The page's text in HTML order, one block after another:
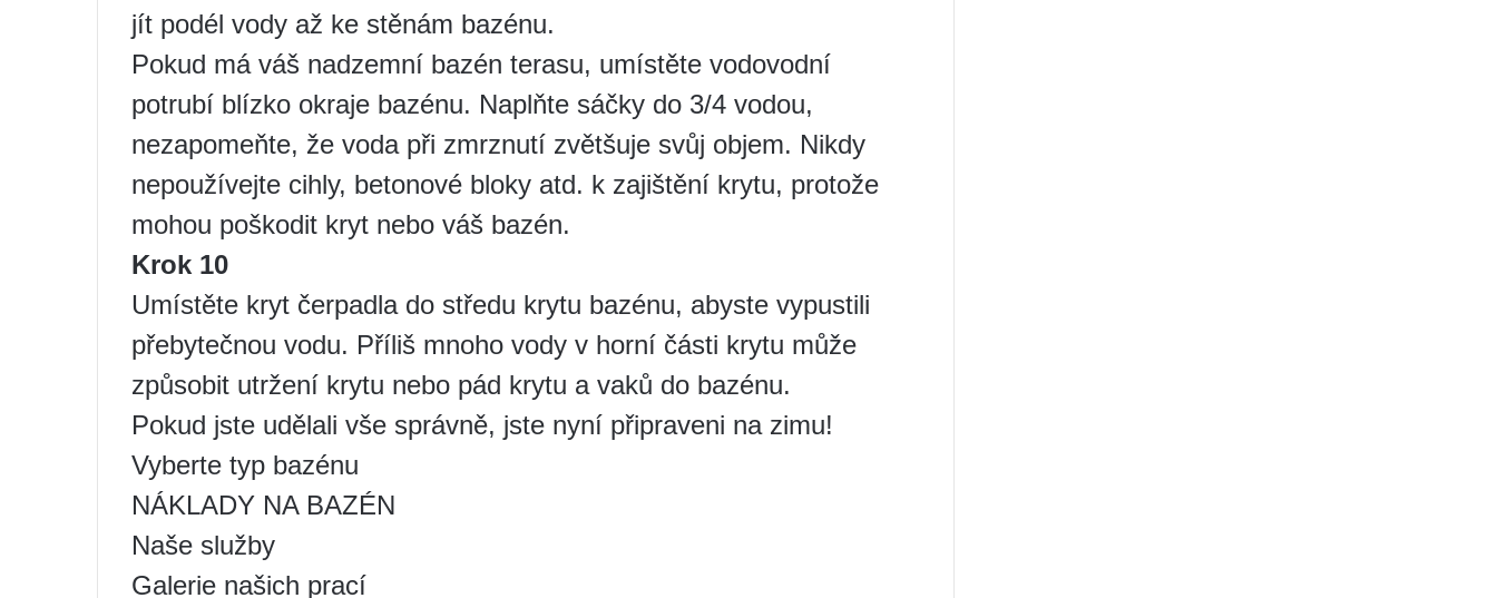
jít podél vody až ke stěnám bazénu.
Pokud má váš nadzemní bazén terasu, umístěte vodovodní
potrubí blízko okraje bazénu. Naplňte sáčky do 3/4 vodou,
nezapomeňte, že voda při zmrznutí zvětšuje svůj objem. Nikdy
nepoužívejte cihly, betonové bloky atd. k zajištění krytu, protože
mohou poškodit kryt nebo váš bazén.
Krok 10
Umístěte kryt čerpadla do středu krytu bazénu, abyste vypustili
přebytečnou vodu. Příliš mnoho vody v horní části krytu může
způsobit utržení krytu nebo pád krytu a vaků do bazénu.
Pokud jste udělali vše správně, jste nyní připraveni na zimu!
Vyberte typ bazénu
NÁKLADY NA BAZÉN
Naše služby
Galerie našich prací